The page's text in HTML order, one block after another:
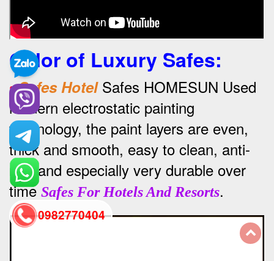
Color of Luxury Safes:
• Safes HotelSafes HOMESUN Used
modern electrostatic painting
technology, the paint layers are even,
thick and smooth, easy to clean, anti-
rust and especially very durable over
time Safes For Hotels And Resorts.
0982770404